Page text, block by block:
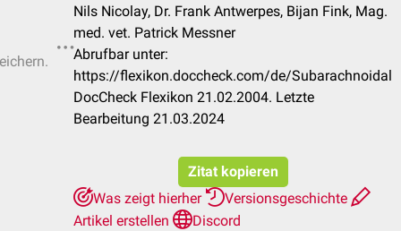
Nils Nicolay, Dr. Frank Antwerpes, Bijan Fink, Mag.
med. vet. Patrick Messner
Abrufbar unter:
https://flexikon.doccheck.com/de/Subarachnoidal
DocCheck Flexikon 21.02.2004. Letzte
Bearbeitung 21.03.2024
Zitat kopieren
Was zeigt hierher
Versionsgeschichte
Artikel erstellen
Discord